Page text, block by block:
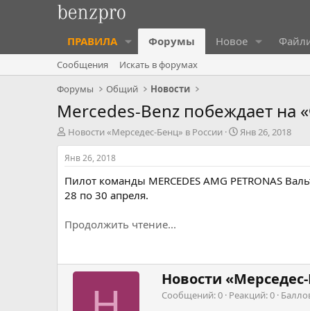
ПРАВИЛА Форумы Новое
Сообщения
Искать в форумах
Форумы
Общий Новости
Mercedes-Benz побеждает на
А
в
т
о
р
т
м
ы
Новости «Мерседес-Бенц» в России
Д
а
а
н
Янв 26, 2018
Янв 26, 2018
Пилот команды MERCEDES AMG PETRONAS
28 по 30 апреля.
Продолжить чтение...
Н
а
п
Новости
Сообщений 0 Реакций 0